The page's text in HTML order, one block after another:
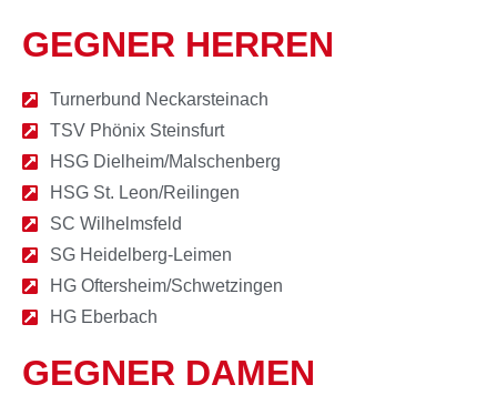
GEGNER HERREN
Turnerbund Neckarsteinach
TSV Phönix Steinsfurt
HSG Dielheim/Malschenberg
HSG St. Leon/Reilingen
SC Wilhelmsfeld
SG Heidelberg-Leimen
HG Oftersheim/Schwetzingen
HG Eberbach
GEGNER DAMEN